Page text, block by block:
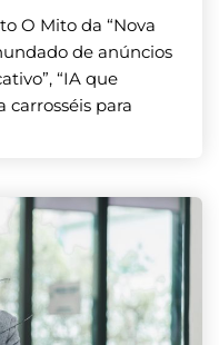
O Mito da “Nova
de anúncios
“IA que
carrosséis para